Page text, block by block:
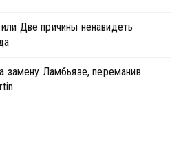
Две причины ненавидеть
замену Ламбьязе, переманив